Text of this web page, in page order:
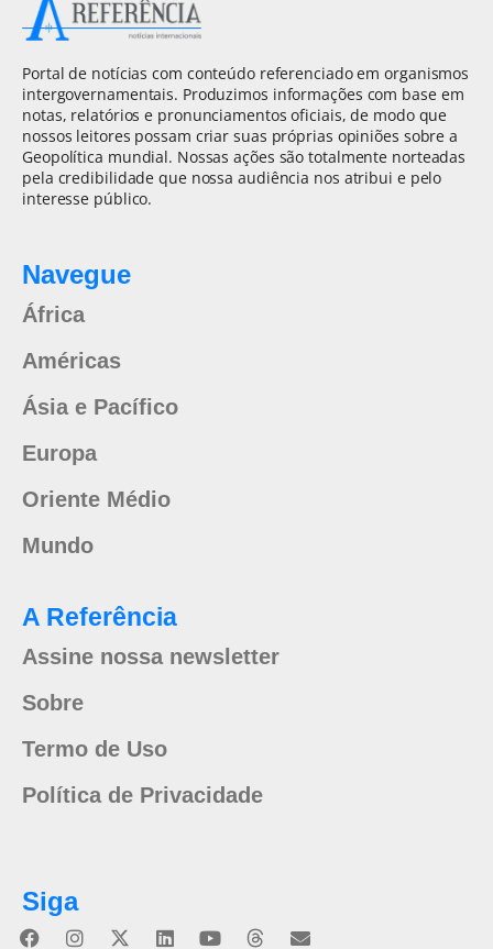
Portal de notícias com conteúdo referenciado em organismos
intergovernamentais. Produzimos informações com base em
notas, relatórios e pronunciamentos oficiais, de modo que
nossos leitores possam criar suas próprias opiniões sobre a
Geopolítica mundial. Nossas ações são totalmente norteadas
pela credibilidade que nossa audiência nos atribui e pelo
interesse público.
Navegue
África
Américas
Ásia e Pacífico
Europa
Oriente Médio
Mundo
A Referência
Assine nossa newsletter
Sobre
Termo de Uso
Política de Privacidade
Siga